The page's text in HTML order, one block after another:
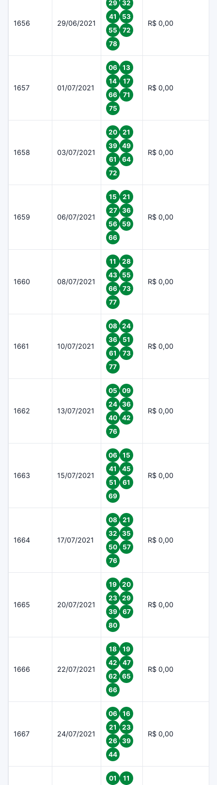
1656 29/06/2021
29
32
41
53
55
72
78
R$ 0,00
1657 01/07/2021
06
13
14
17
66
71
75
R$ 0,00
1658 03/07/2021
20
21
39
49
61
64
72
R$ 0,00
1659 06/07/2021
15
21
27
36
56
59
66
R$ 0,00
1660 08/07/2021
11
28
43
55
66
73
77
R$ 0,00
1661 10/07/2021
08
24
36
51
61
73
77
R$ 0,00
1662 13/07/2021
05
09
24
36
40
42
76
R$ 0,00
1663 15/07/2021
06
15
41
45
51
61
69
R$ 0,00
1664 17/07/2021
08
21
32
35
50
57
76
R$ 0,00
1665 20/07/2021
19
20
23
29
39
67
80
R$ 0,00
1666 22/07/2021
18
19
42
47
62
65
66
R$ 0,00
1667 24/07/2021
06
16
21
23
26
39
44
R$ 0,00
01
11